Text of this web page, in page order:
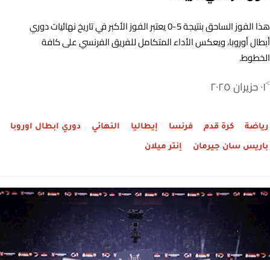
هذا الفوز الساحق بنتيجة 5-0 يعتبر الفوز الأكبر في تاريخ نهائيات دوري
أبطال أوروبا، ويعكس الأداء المتكامل للفريق الفرنسي على كافة
الخطوط.
>٠١ حزيران ٢٠٢٥
رياضة كرة قدم فرنسا إيطاليا النهائي دوري ابطال اوروبا
باريس سان جيرمان إنتر ميلان